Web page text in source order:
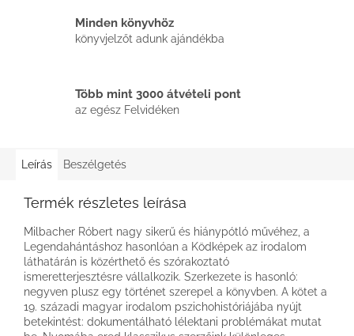
Minden könyvhöz
könyvjelzőt adunk ajándékba
Több mint 3000 átvételi pont
az egész Felvidéken
Leírás Beszélgetés
Termék részletes leírása
Milbacher Róbert nagy sikerű és hiánypótló művéhez, a
Legendahántáshoz hasonlóan a Ködképek az irodalom
láthatárán is közérthető és szórakoztató
ismeretterjesztésre vállalkozik. Szerkezete is hasonló:
negyven plusz egy történet szerepel a könyvben. A kötet a
19. századi magyar irodalom pszichohistóriájába nyújt
betekintést: dokumentálható lélektani problémákat mutat